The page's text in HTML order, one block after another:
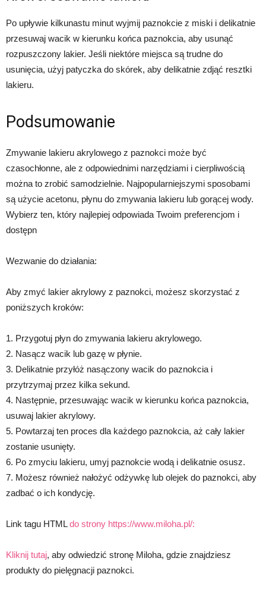
Po upływie kilkunastu minut wyjmij paznokcie z miski i delikatnie
przesuwaj wacik w kierunku końca paznokcia, aby usunąć
rozpuszczony lakier. Jeśli niektóre miejsca są trudne do
usunięcia, użyj patyczka do skórek, aby delikatnie zdjąć resztki
lakieru.
Podsumowanie
Zmywanie lakieru akrylowego z paznokci może być
czasochłonne, ale z odpowiednimi narzędziami i cierpliwością
można to zrobić samodzielnie. Najpopularniejszymi sposobami
są użycie acetonu, płynu do zmywania lakieru lub gorącej wody.
Wybierz ten, który najlepiej odpowiada Twoim preferencjom i
dostępn
Wezwanie do działania:
Aby zmyć lakier akrylowy z paznokci, możesz skorzystać z
poniższych kroków:
1. Przygotuj płyn do zmywania lakieru akrylowego.
2. Nasącz wacik lub gazę w płynie.
3. Delikatnie przyłóż nasączony wacik do paznokcia i
przytrzymaj przez kilka sekund.
4. Następnie, przesuwając wacik w kierunku końca paznokcia,
usuwaj lakier akrylowy.
5. Powtarzaj ten proces dla każdego paznokcia, aż cały lakier
zostanie usunięty.
6. Po zmyciu lakieru, umyj paznokcie wodą i delikatnie osusz.
7. Możesz również nałożyć odżywkę lub olejek do paznokci, aby
zadbać o ich kondycję.
Link tagu HTMLdo strony https://www.miloha.pl/:
Kliknij tutaj, aby odwiedzić stronę Miloha, gdzie znajdziesz
produkty do pielęgnacji paznokci.